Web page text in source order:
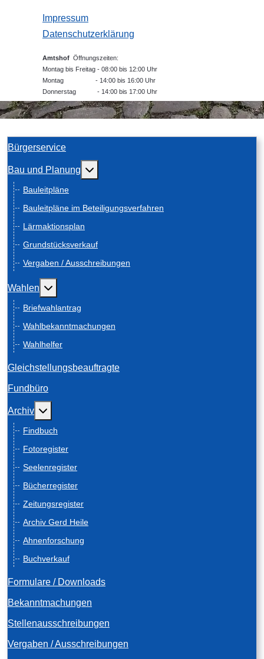
Impressum
Datenschutzerklärung
Amtshof Öffnungszeiten:
Montag bis Freitag - 08:00 bis 12:00 Uhr
Montag - 14:00 bis 16:00 Uhr
Donnerstag - 14:00 bis 17:00 Uhr
Bürgerservice
Bau und Planung Weitere Informationen: Bau und Planung
Bauleitpläne
Bauleitpläne im Beteiligungsverfahren
Lärmaktionsplan
Grundstücksverkauf
Vergaben / Ausschreibungen
Wahlen Weitere Informationen: Wahlen
Briefwahlantrag
Wahlbekanntmachungen
Wahlhelfer
Gleichstellungsbeauftragte
Fundbüro
Archiv Weitere Informationen: Archiv
Findbuch
Fotoregister
Seelenregister
Bücherregister
Zeitungsregister
Archiv Gerd Heile
Ahnenforschung
Buchverkauf
Formulare / Downloads
Bekanntmachungen
Stellenausschreibungen
Vergaben / Ausschreibungen